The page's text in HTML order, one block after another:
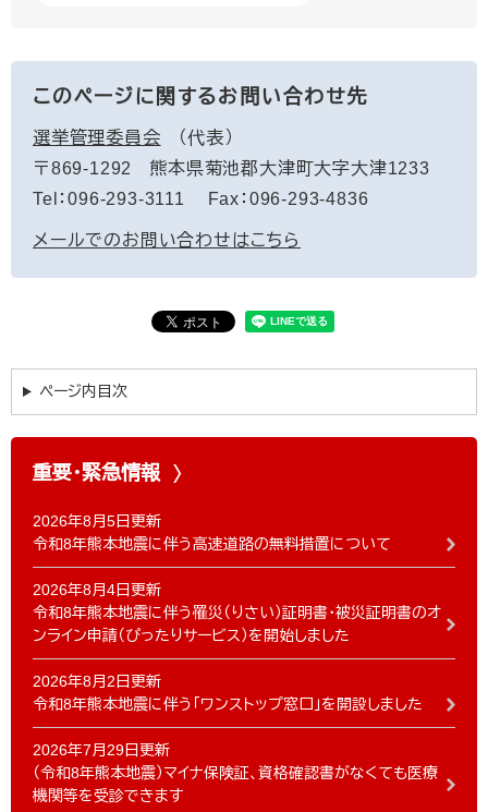
このページに関するお問い合わせ先
選挙管理委員会
代表
〒869-1292
熊本県菊池郡大津町大字大津1233
Tel：096-293-3111
Fax：096-293-4836
メールでのお問い合わせはこちら
ページ内目次
重要・緊急情報
2026年8月5日更新
令和8年熊本地震に伴う高速道路の無料措置について
2026年8月4日更新
令和8年熊本地震に伴う罹災（りさい）証明書・被災証明書のオ
ンライン申請（ぴったりサービス）を開始しました
2026年8月2日更新
令和8年熊本地震に伴う「ワンストップ窓口」を開設しました
2026年7月29日更新
（令和8年熊本地震）マイナ保険証、資格確認書がなくても医療
機関等を受診できます